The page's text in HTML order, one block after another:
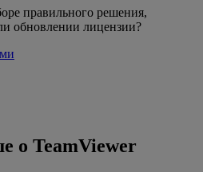
правильного решения,
обновлении лицензии?
о TeamViewer